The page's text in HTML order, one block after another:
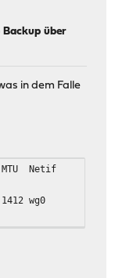
über
in dem Falle
MTU Netif
wg0